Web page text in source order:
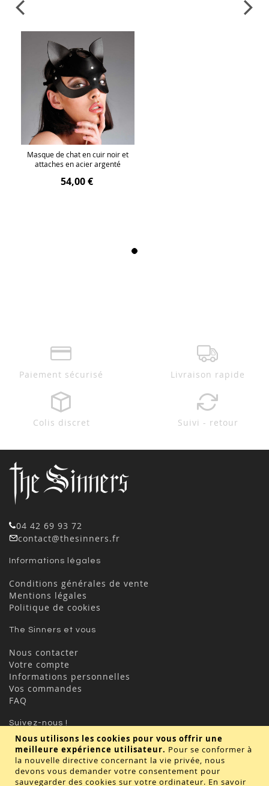
Nous utilisons les cookies pour vous offrir une
meilleure expérience utilisateur. Pour se conformer à
la nouvelle directive concernant la vie privée, nous
devons vous demander votre consentement pour
sauvegarder des cookies sur votre ordinateur. En savoir
Masque de chat en cuir noir et
attaches en acier argenté
54,00 €
Paiement sécurisé Livraison rapide
Colis discret Suivi - retour
04 42 69 93 72
contact@thesinners.fr
Informations légales
Conditions générales de vente
Mentions légales
Politique de cookies
The Sinners et vous
Nous contacter
Votre compte
Informations personnelles
Vos commandes
FAQ
Suivez-nous !